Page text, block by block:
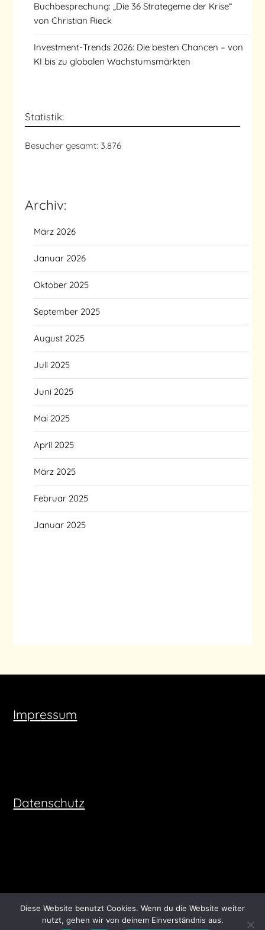
Buchbesprechung: „Die 36 Strategeme der Krise“
von Christian Rieck
Investment-Trends 2026: Die besten Chancen – von
KI bis zu globalen Wachstumsmärkten
Statistik:
Besucher gesamt: 3.876
Archiv:
März 2026
Januar 2026
Oktober 2025
September 2025
August 2025
Juli 2025
Juni 2025
Mai 2025
April 2025
März 2025
Februar 2025
Januar 2025
Impressum
Datenschutz
Diese Website benutzt Cookies. Wenn du die Website weiter
nutzt, gehen wir von deinem Einverständnis aus.